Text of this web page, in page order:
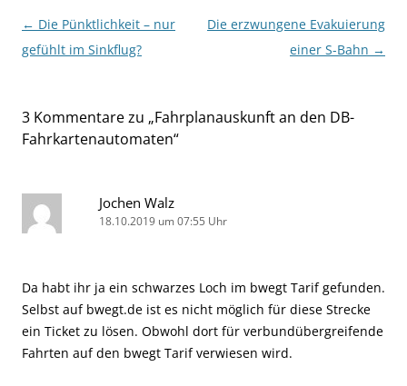
Beitragsnavigation
← Die Pünktlichkeit – nur
gefühlt im Sinkflug?
Die erzwungene Evakuierung
einer S-Bahn →
3 Kommentare zu „Fahrplanauskunft an den DB-
Fahrkartenautomaten“
Jochen Walz
18.10.2019 um 07:55 Uhr
Da habt ihr ja ein schwarzes Loch im bwegt Tarif gefunden.
Selbst auf bwegt.de ist es nicht möglich für diese Strecke
ein Ticket zu lösen. Obwohl dort für verbundübergreifende
Fahrten auf den bwegt Tarif verwiesen wird.